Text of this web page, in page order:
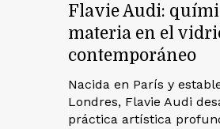
Flavie Audi:
materia en el
contemporáneo
Nacida en París y
Londres, Flavie Audi
práctica artística